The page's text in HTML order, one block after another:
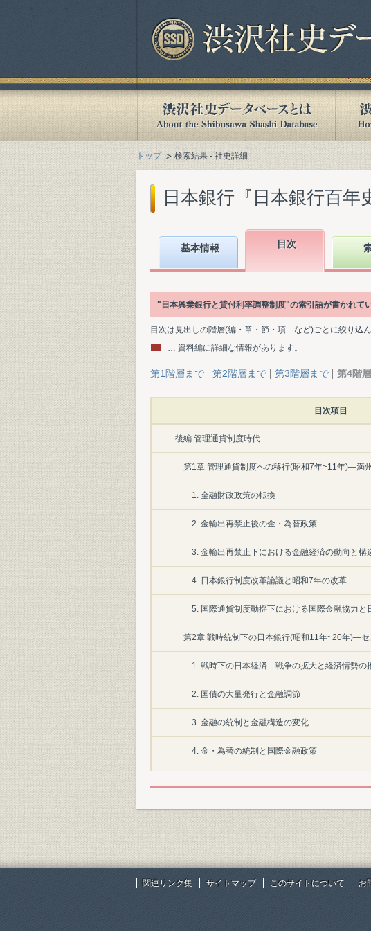
トップ 検索結果 - 社史詳細
日本銀行『日本銀行百年
基本情報 目次
"日本興業銀行と貸付利率調整制度"の索引語が書かれて
目次は見出しの階層(編・章・節・項…など)ごとに絞り込
… 資料編に詳細な情報があります。
第1階層まで 第2階層まで 第3階層まで 第4階
目次項目
後編 管理通貨制度時代
第1章 管理通貨制度への移行(昭和7年~11年)―満
1. 金融財政政策の転換
2. 金輸出再禁止後の金・為替政策
3. 金輸出再禁止下における金融経済の動向と構
4. 日本銀行制度改革論議と昭和7年の改革
5. 国際通貨制度動揺下における国際金融協力と
第2章 戦時統制下の日本銀行(昭和11年~20年)―
1. 戦時下の日本経済―戦争の拡大と経済情勢
2. 国債の大量発行と金融調節
3. 金融の統制と金融構造の変化
4. 金・為替の統制と国際金融政策
6. 日本銀行制度の改革
表目次
第1章
関連リンク集 サイトマップ このサイトについて お